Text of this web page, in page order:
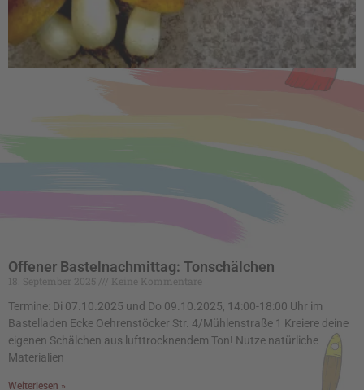
Offener Bastelnachmittag: Tonschälchen
18. September 2025
Keine Kommentare
Termine: Di 07.10.2025 und Do 09.10.2025, 14:00-18:00 Uhr im
Bastelladen Ecke Oehrenstöcker Str. 4/Mühlenstraße 1 Kreiere deine
eigenen Schälchen aus lufttrocknendem Ton! Nutze natürliche
Materialien
Weiterlesen »